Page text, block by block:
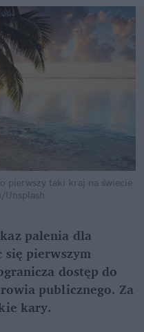
pierwszy taki kraj na świecie
Unsplash
palenia dla
się pierwszym
dostęp do
publicznego. Za
kary.